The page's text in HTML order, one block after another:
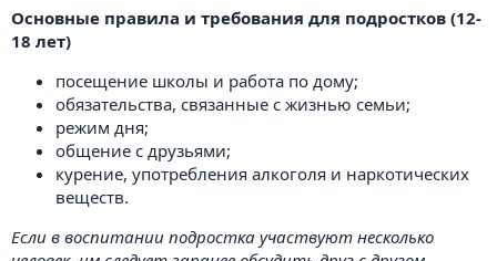
Основные правила и требования для подростков (12-
18 лет)
посещение школы и работа по дому;
обязательства, связанные с жизнью семьи;
режим дня;
общение с друзьями;
курение, употребления алкоголя и наркотических
веществ.
Если в воспитании подростка участвуют несколько